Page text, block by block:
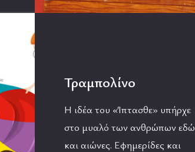
Τραμπολίνο
Η ιδέα του «Ίπτασθε» υπήρχε
στο μυαλό των ανθρώπων εδώ
και αιώνες. Εφημερίδες και